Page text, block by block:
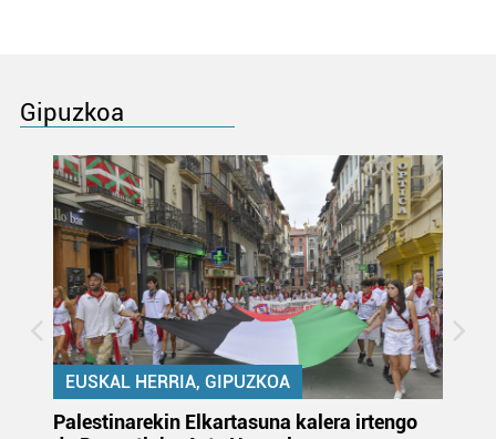
Gipuzkoa
EUSKAL HERRIA, GIPUZKOA
Palestinarekin Elkartasuna kalera irtengo